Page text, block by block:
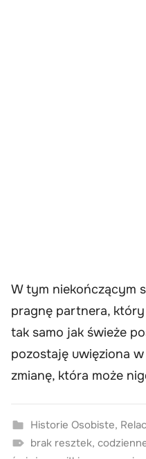
W tym niekończącym
pragnę partnera,
tak samo jak świeże
pozostaję uwięziona
zmianę, która może
Historie Osobiste,
brak resztek,